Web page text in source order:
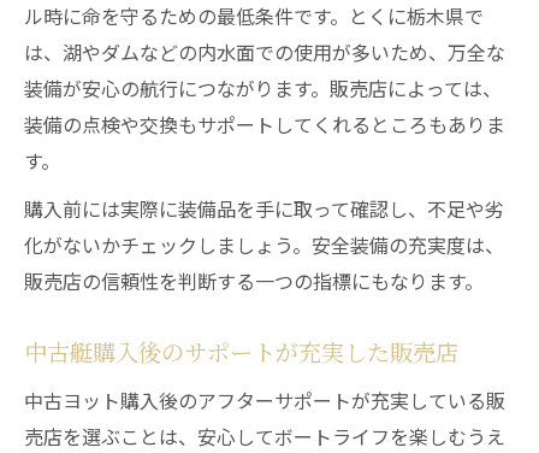
ル時に命を守るための最低条件です。とくに栃木県で
は、湖やダムなどの内水面での使用が多いため、万全な
装備が安心の航行につながります。販売店によっては、
装備の点検や交換もサポートしてくれるところもありま
す。
購入前には実際に装備品を手に取って確認し、不足や劣
化がないかチェックしましょう。安全装備の充実度は、
販売店の信頼性を判断する一つの指標にもなります。
中古艇購入後のサポートが充実した販売店
中古ヨット購入後のアフターサポートが充実している販
売店を選ぶことは、安心してボートライフを楽しむうえ